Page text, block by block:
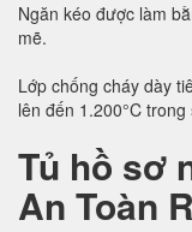
Ngăn kéo được làm
mẽ.
Lớp chống cháy dày
lên đến 1.200°C trong
Tủ hồ sơ
An Toàn